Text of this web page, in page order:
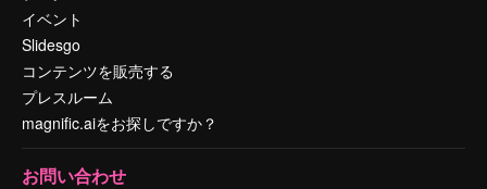
イベント
Slidesgo
コンテンツを販売する
プレスルーム
magnific.aiをお探しですか？
お問い合わせ